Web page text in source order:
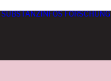
SUBSTANZINFOS FORSCHUNG